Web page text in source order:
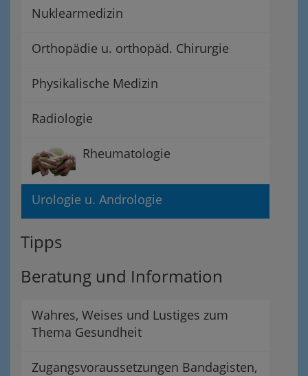
Nuklearmedizin
Orthopädie u. orthopäd. Chirurgie
Physikalische Medizin
Radiologie
Rheumatologie
Urologie u. Andrologie
Tipps
Beratung und Information
Wahres, Weises und Lustiges zum
Thema Gesundheit
Zugangsvoraussetzungen Bandagisten,